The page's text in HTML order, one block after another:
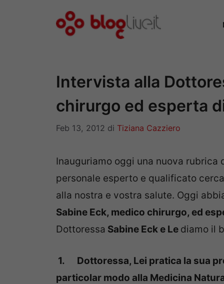
Intervista alla
chirurgo ed esperta
Feb 13, 2012 di Tiziana Cazziero
Inauguriamo oggi una nuova
personale esperto e qualificato
alla nostra e vostra salute. Oggi
Sabine Eck, medico chirurgo, ed
Dottoressa Sabine Eck e Le diamo il
1. Dottoressa, Lei pratica la sua
particolar modo alla Medicina